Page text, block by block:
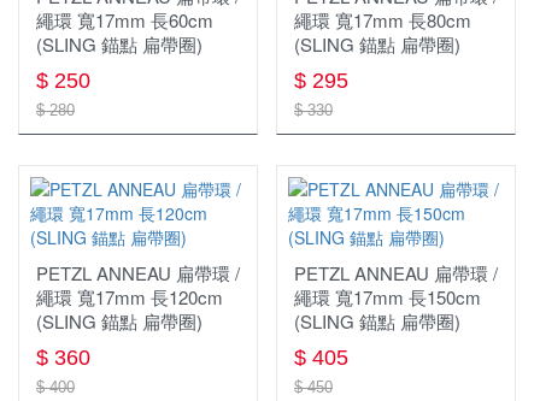
單件式防水外套
防水背包
折疊睡墊
羽絨睡袋 蓋毯
刷毛睡袋 蓋毯
蜘蛛爐(分離式瓦斯爐)
登頂爐(直立式瓦斯爐)
效率系統爐 高效能鍋爐
烤架
刀具
碗盤
餐廚配件
戶外傢俱週邊
雨傘
工具鉗
手機或對講機防水袋
打火棒 打火石 點火器
戶外小物
哨 求生用具 急救用具
指北針
快乾毛巾
車頂帳
車頂架
手套
健行手套
保暖手套
技術防護手套
書籍
工作服
外套
衣服
褲子
帽子
繩環 寬17mm 長60cm
(SLING 錨點 扁帶圈)
$ 250
$ 280
繩環 寬17mm 長80cm
(SLING 錨點 扁帶圈)
$ 295
$ 330
PETZL ANNEAU 扁帶環 /
繩環 寬17mm 長120cm
(SLING 錨點 扁帶圈)
$ 360
$ 400
PETZL ANNEAU 扁帶環 /
繩環 寬17mm 長150cm
(SLING 錨點 扁帶圈)
$ 405
$ 450